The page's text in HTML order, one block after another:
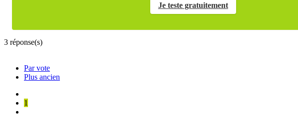
Je teste gratuitement
3 réponse(s)
Par vote
Plus ancien
1